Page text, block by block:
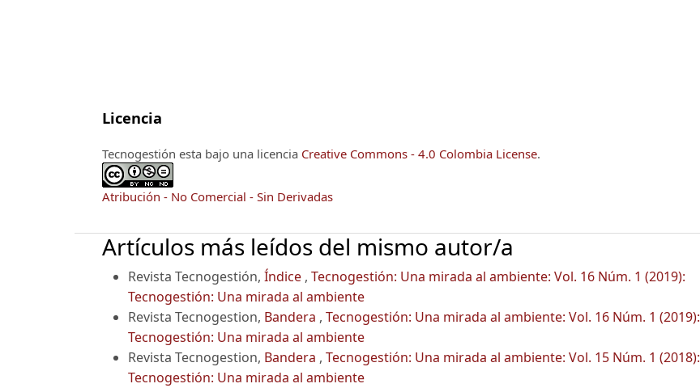
Licencia
Tecnogestión esta bajo una licencia Creative Commons - 4.0 Colombia License.
Atribución - No Comercial - Sin Derivadas
Artículos más leídos del mismo autor/a
Revista Tecnogestión, Índice , Tecnogestión: Una mirada al ambiente: Vol. 16 Núm. 1 (2019):
Tecnogestión: Una mirada al ambiente
Revista Tecnogestion, Bandera , Tecnogestión: Una mirada al ambiente: Vol. 16 Núm. 1 (2019):
Tecnogestión: Una mirada al ambiente
Revista Tecnogestion, Bandera , Tecnogestión: Una mirada al ambiente: Vol. 15 Núm. 1 (2018):
Tecnogestión: Una mirada al ambiente